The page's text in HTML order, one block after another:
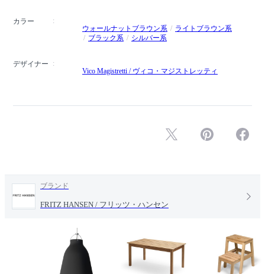
カラー
ウォールナットブラウン系
ライトブラウン系
ブラック系
シルバー系
デザイナー
Vico Magistretti / ヴィコ・マジストレッティ
ブランド
FRITZ HANSEN / フリッツ・ハンセン